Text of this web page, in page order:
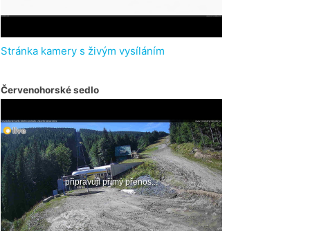
Stránka kamery s živým vysíláním
Červenohorské sedlo